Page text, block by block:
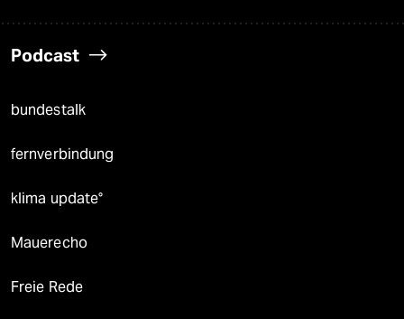
Podcast
bundestalk
fernverbindung
klima update°
Mauerecho
Freie Rede